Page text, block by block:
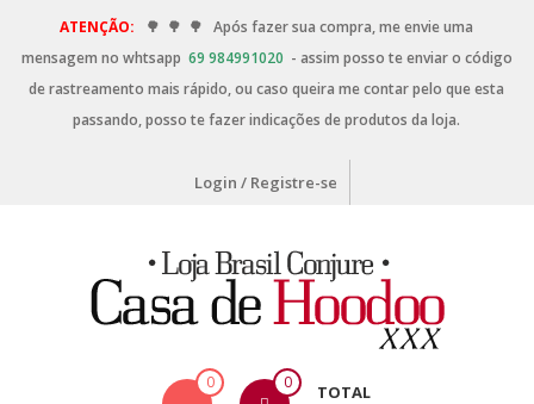
ATENÇÃO: 🌳 🌳 🌳 Após fazer sua compra, me envie uma
mensagem no whtsapp 69 984991020 - assim posso te enviar o código
de rastreamento mais rápido, ou caso queira me contar pelo que esta
passando, posso te fazer indicações de produtos da loja.
Login / Registre-se
0 0 TOTAL